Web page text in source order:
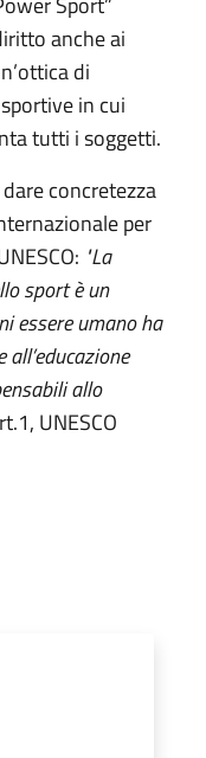
anche ai
di
in cui
tutti i soggetti.
concretezza
per
"La
sport è un
essere umano ha
allo
UNESCO